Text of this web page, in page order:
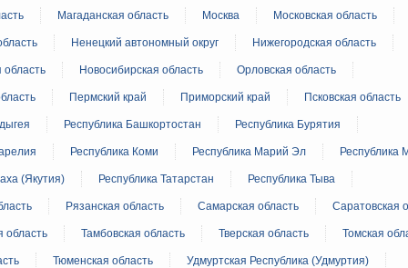
Магаданская область Москва Московская область
Ненецкий автономный округ Нижегородская область
область Новосибирская область Орловская область
Пермский край Приморский край Псковская область
Республика Башкортостан Республика Бурятия
Республика Коми Республика Марий Эл Республика
(Якутия) Республика Татарстан Республика Тыва
Рязанская область Самарская область Саратовская
область Тамбовская область Тверская область Томская
Тюменская область Удмуртская Республика (Удмуртия)
инфраструктуры построили и
кредитам
госпрограмм повысит эффективность
завершил строительство и реконструкцию
их последствий
правкомиссии по ликвидации последствий